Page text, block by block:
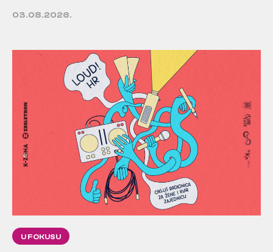
03.08.2026.
U FOKUSU